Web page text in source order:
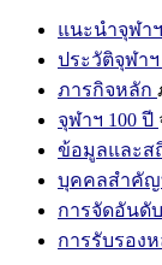
แนะนำจุฬาฯ
ประวัติจุฬาฯ
ภารกิจหลัก
จุฬาฯ 100 ปี
ข้อมูลและส
บุคคลสำคัญ
การจัดอันดั
การรับรอง